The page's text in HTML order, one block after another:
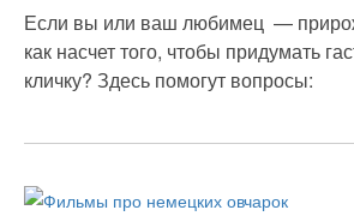
Если вы или ваш любимец —
как насчет того, чтобы придумать
кличку? Здесь помогут вопросы: